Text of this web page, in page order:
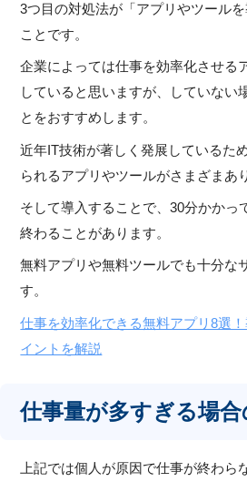
3つ目の対処法が「アプリやツール
ことです。
企業によっては仕事を効率化させる
していると思いますが、していない
とをおすすめします。
近年IT技術が著しく発展しているた
られるアプリやツールがさまざまあ
そして導入することで、30分かかっ
終わることがあります。
無料アプリや無料ツールでも十分な
す。
仕事を効率化できる無料アプリ8選
イントを解説
仕事量が多すぎる場
上記では個人が原因で仕事が終わら